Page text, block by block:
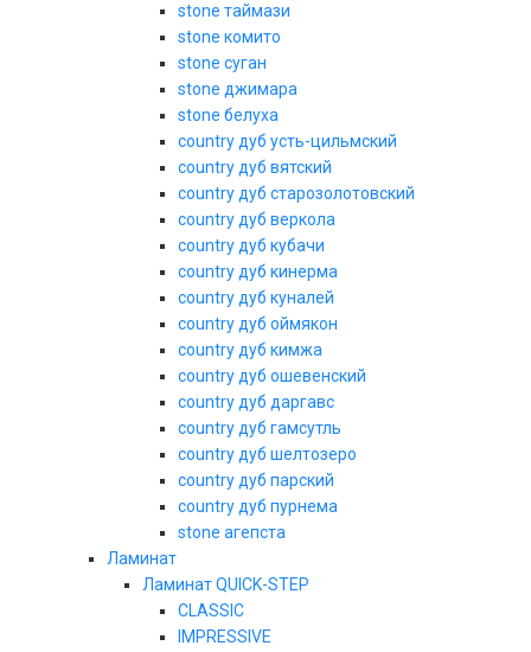
stone таймази
stone комито
stone суган
stone джимара
stone белуха
country дуб усть-цильмский
country дуб вятский
country дуб старозолотовский
country дуб веркола
country дуб кубачи
country дуб кинерма
country дуб куналей
country дуб оймякон
country дуб кимжа
country дуб ошевенский
country дуб даргавс
country дуб гамсутль
country дуб шелтозеро
country дуб парский
country дуб пурнема
stone агепста
Ламинат
Ламинат QUICK-STEP
CLASSIC
IMPRESSIVE